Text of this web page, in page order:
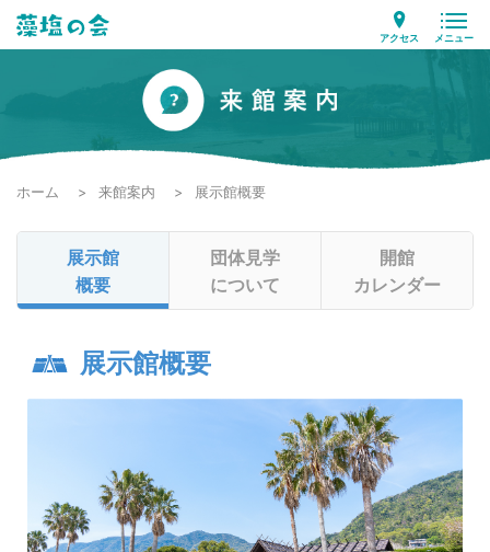
アクセス メニュー
ホーム 来館案内 展示館概要
展示館
概要
団体見学
について
開館
カレンダー
展示館概要